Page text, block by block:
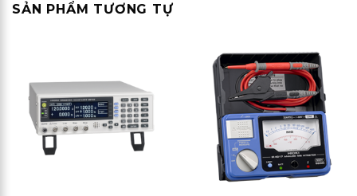
SẢN PHẨM TƯƠNG TỰ